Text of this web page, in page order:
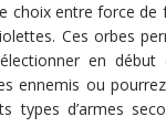
choix entre force de
Ces orbes
en
ennemis ou
types d’armes